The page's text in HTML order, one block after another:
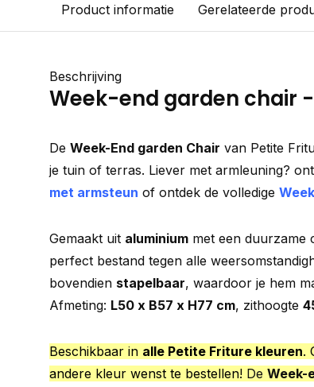
Product informatie Gerelateerde
Beschrijving
Week-end garden chair
De Week-End garden Chair van Petite
je tuin of terras. Liever met armleuning?
met armsteun of ontdek de volledige
Gemaakt uit aluminium met een duurzame
perfect bestand tegen alle
bovendien stapelbaar, waardoor je hem
Afmeting: L50 x B57 x H77 cm, zithoogte
Beschikbaar in alle Petite Friture kleuren.
andere kleur wenst te bestellen! De Week-